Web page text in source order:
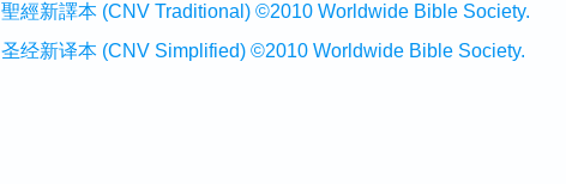
聖經新譯本 (CNV Traditional) ©2010 Worldwide Bible Society.
圣经新译本 (CNV Simplified) ©2010 Worldwide Bible Society.